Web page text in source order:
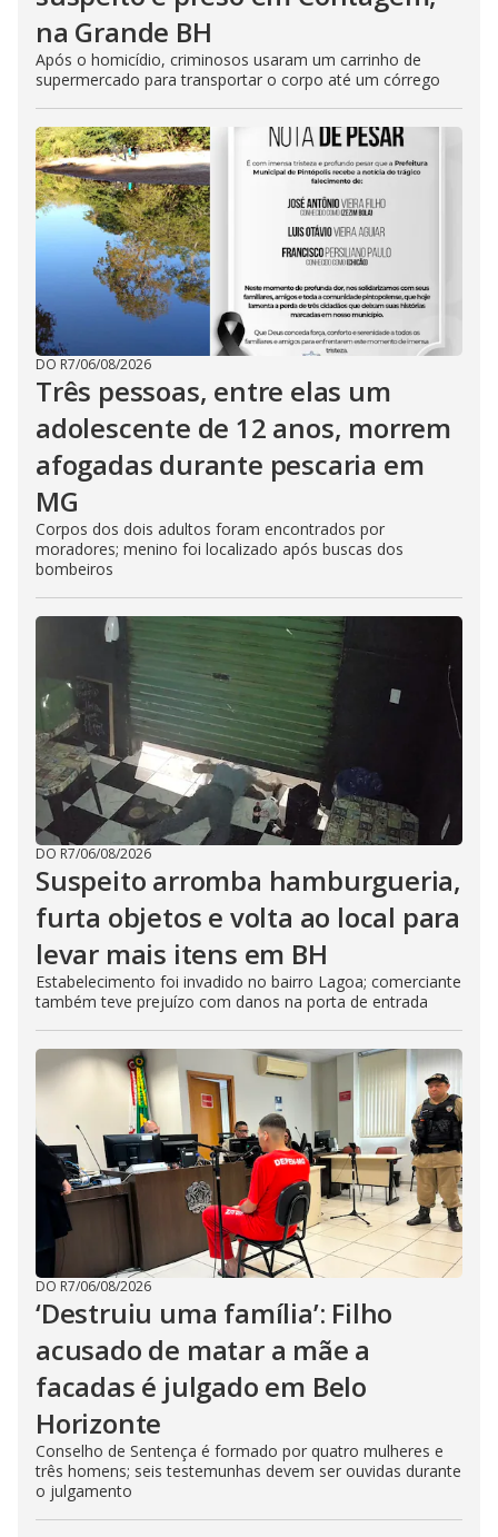
na Grande BH
Após o homicídio, criminosos usaram um carrinho de
supermercado para transportar o corpo até um córrego
DO R7/06/08/2026
Três pessoas, entre elas um
adolescente de 12 anos, morrem
afogadas durante pescaria em
MG
Corpos dos dois adultos foram encontrados por
moradores; menino foi localizado após buscas dos
bombeiros
DO R7/06/08/2026
Suspeito arromba hamburgueria,
furta objetos e volta ao local para
levar mais itens em BH
Estabelecimento foi invadido no bairro Lagoa; comerciante
também teve prejuízo com danos na porta de entrada
DO R7/06/08/2026
‘Destruiu uma família’: Filho
acusado de matar a mãe a
facadas é julgado em Belo
Horizonte
Conselho de Sentença é formado por quatro mulheres e
três homens; seis testemunhas devem ser ouvidas durante
o julgamento